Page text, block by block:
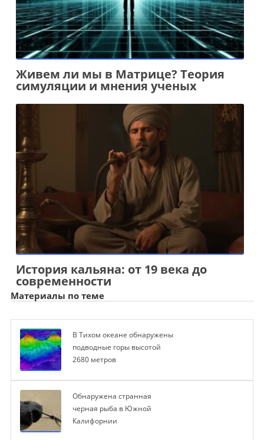
Живем ли мы в Матрице? Теория
симуляции и мнения ученых
История кальяна: от 19 века до
современности
Материалы по теме
В Тихом океане обнаружены
подводные горы высотой
2680 метров
Обнаружена странная
черная рыба в Южной
Калифорнии